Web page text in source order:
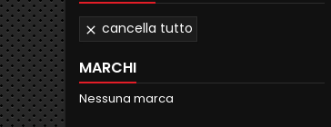
 cancella tutto
MARCHI
Nessuna marca